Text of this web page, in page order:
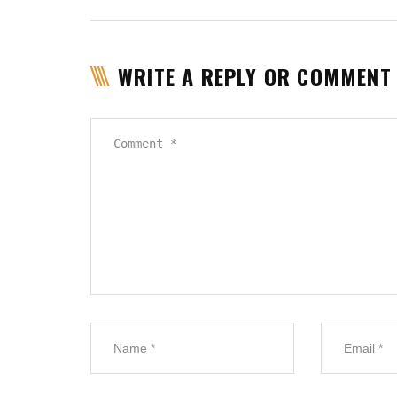
WRITE A REPLY OR COMMENT